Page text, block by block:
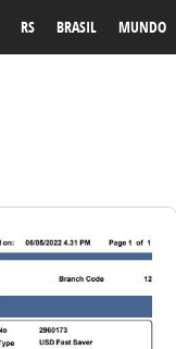
RS BRASIL MUNDO